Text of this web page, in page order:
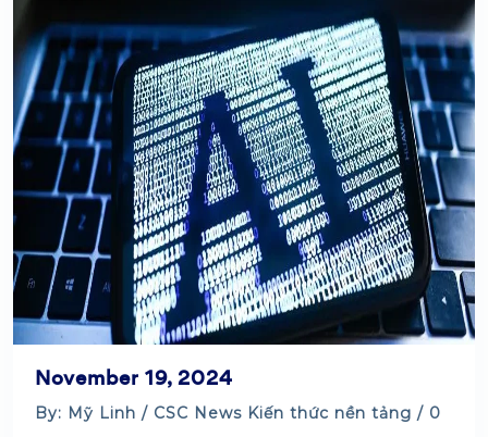
November 19, 2024
By: Mỹ Linh / CSC News Kiến thức nền tảng / 0